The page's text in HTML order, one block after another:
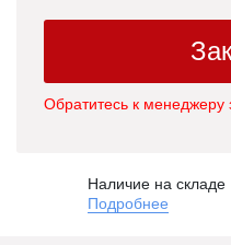
Обратитесь к менеджеру
Наличие на складе
Подробнее